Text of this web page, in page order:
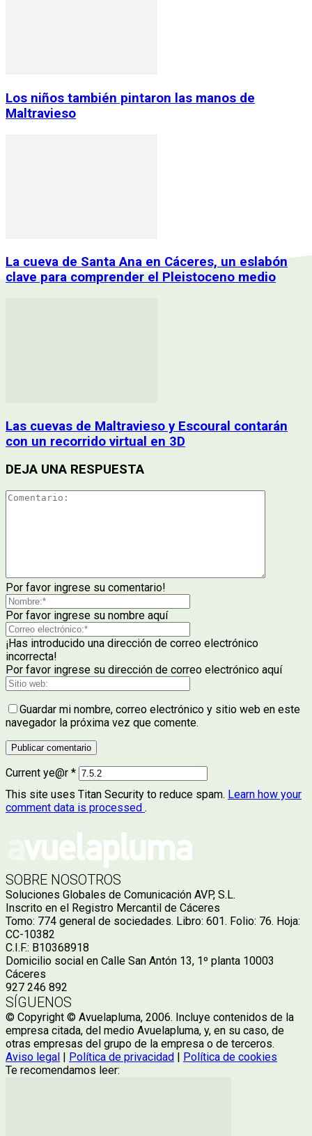
Los niños también pintaron las manos de
Maltravieso
La cueva de Santa Ana en Cáceres, un eslabón
clave para comprender el Pleistoceno medio
Las cuevas de Maltravieso y Escoural contarán
con un recorrido virtual en 3D
DEJA UNA RESPUESTA
Por favor ingrese su comentario!
Por favor ingrese su nombre aquí
¡Has introducido una dirección de correo electrónico
incorrecta!
Por favor ingrese su dirección de correo electrónico aquí
Guardar mi nombre, correo electrónico y sitio web en este
navegador la próxima vez que comente.
Current ye@r *
This site uses Titan Security to reduce spam. Learn how your
comment data is processed .
SOBRE NOSOTROS
Soluciones Globales de Comunicación AVP, S.L.
Inscrito en el Registro Mercantil de Cáceres
Tomo: 774 general de sociedades. Libro: 601. Folio: 76. Hoja:
CC-10382
C.I.F.: B10368918
Domicilio social en Calle San Antón 13, 1º planta 10003
Cáceres
927 246 892
SÍGUENOS
© Copyright © Avuelapluma, 2006. Incluye contenidos de la
empresa citada, del medio Avuelapluma, y, en su caso, de
otras empresas del grupo de la empresa o de terceros.
Aviso legal
Política de privacidad
Política de cookies
Te recomendamos leer: